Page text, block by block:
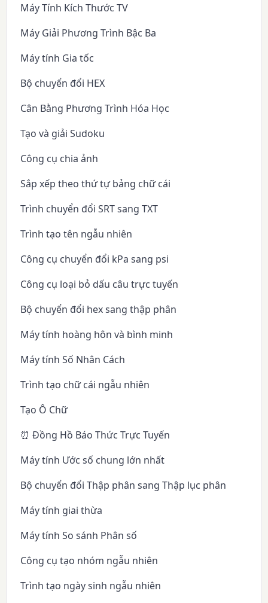
Máy Tính Kích Thước TV
Máy Giải Phương Trình Bậc Ba
Máy tính Gia tốc
Bộ chuyển đổi HEX
Cân Bằng Phương Trình Hóa Học
Tạo và giải Sudoku
Công cụ chia ảnh
Sắp xếp theo thứ tự bảng chữ cái
Trình chuyển đổi SRT sang TXT
Trình tạo tên ngẫu nhiên
Công cụ chuyển đổi kPa sang psi
Công cụ loại bỏ dấu câu trực tuyến
Bộ chuyển đổi hex sang thập phân
Máy tính hoàng hôn và bình minh
Máy tính Số Nhân Cách
Trình tạo chữ cái ngẫu nhiên
Tạo Ô Chữ
⏰ Đồng Hồ Báo Thức Trực Tuyến
Máy tính Ước số chung lớn nhất
Bộ chuyển đổi Thập phân sang Thập lục phân
Máy tính giai thừa
Máy tính So sánh Phân số
Công cụ tạo nhóm ngẫu nhiên
Trình tạo ngày sinh ngẫu nhiên